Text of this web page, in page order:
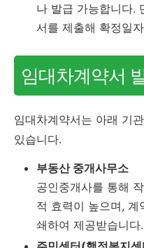
나 발급 가능합니다.
서를 제출해 확정일
임대차계약서
임대차계약서는 아래 기
있습니다.
부동산 중개사무소
공인중개사를 통해
적 효력이 높으며,
쇄하여 제공받습니다.